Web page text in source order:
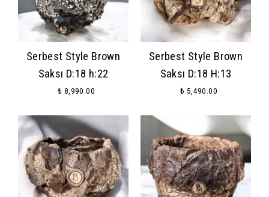
Serbest Style Brown
Saksı D:18 h:22
₺ 8,990.00
Serbest Style Brown
Saksı D:18 H:13
₺ 5,490.00